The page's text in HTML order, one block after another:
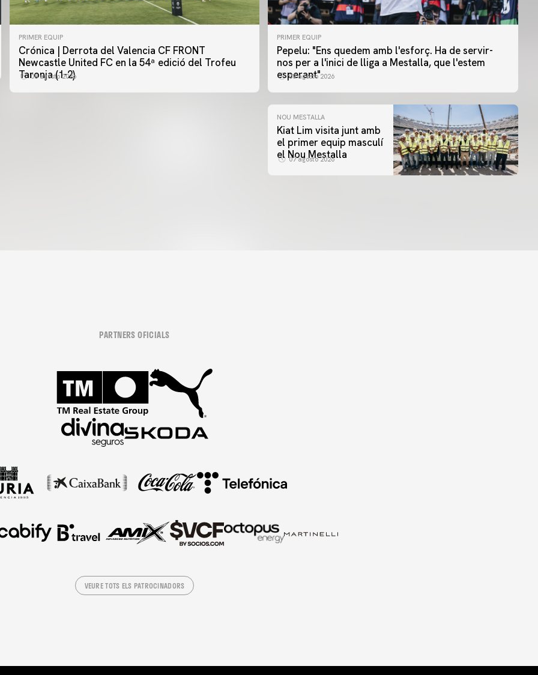
PRIMER EQUIP
Crónica | Derrota del Valencia CF FRONT
Newcastle United FC en la 54ª edició del Trofeu
Taronja (1-2)
08 agosto 2026
PRIMER EQUIP
Pepelu: "Ens quedem amb l'esforç. Ha de servir-
nos per a l'inici de lliga a Mestalla, que l'estem
esperant"
08 agosto 2026
PRIMER EQUIP
MESTALLA 📍
NOU MESTALLA
Kiat Lim visita junt amb
el primer equip masculí
el Nou Mestalla
07 agosto 2026
PARTNERS OFICIALS
VEURE TOTS ELS PATROCINADORS